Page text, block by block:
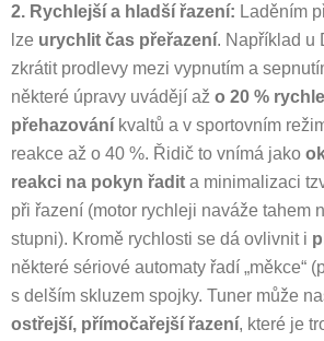
2. Rychlejší a hladší řazení: Laděním
lze urychlit čas přeřazení. Například u
zkrátit prodlevy mezi vypnutím a
některé úpravy uvádějí až o 20 %
přehazování kvaltů a v sportovním
reakce až o 40 %. Řidič to vnímá jako
reakci na pokyn řadit a minimalizaci
při řazení (motor rychleji naváže tahem
stupni). Kromě rychlosti se dá ovlivnit i
některé sériové automaty řadí „měkce“
s delším skluzem spojky. Tuner může
ostřejší, přímočařejší řazení, které je